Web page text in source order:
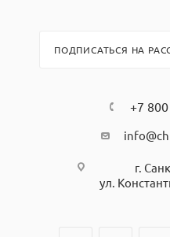
ПОДПИСАТЬСЯ НА
+7
г.
ул.